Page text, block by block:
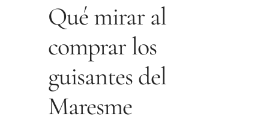
Qué mirar al
comprar los
guisantes del
Maresme